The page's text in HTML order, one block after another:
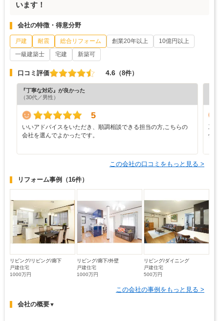
います！
会社の特徴・得意分野
戸建 耐震 総合リフォーム 創業20年以上
10億円以上
一級建築士
宅建 新築可
口コミ評価 4.6 （8件）
『丁寧な対応』が良かった
（30代／男性）
5
いいアドバイスをいただき、順調相談できる担当の方,こちらの
会社を選んでよかったです。
工
件
この会社の口コミをもっと見る >
リフォーム事例 （16件）
リビング/リビング/廊下
戸建住宅
1000万円
リビング/廊下/外壁
戸建住宅
1000万円
リビング/ダイニング
戸建住宅
500万円
この会社の事例をもっと見る >
会社の概要▼